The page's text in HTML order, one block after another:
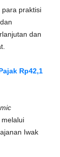
para praktisi
dan
Rp42,1
Iwak